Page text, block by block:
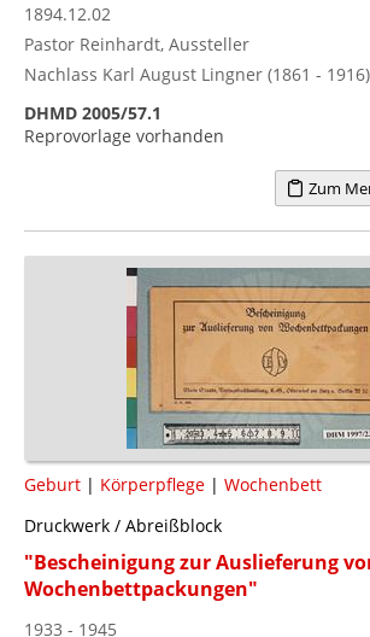
1894.12.02
Pastor Reinhardt, Aussteller
Nachlass Karl August Lingner (1861 - 1916)
DHMD 2005/57.1
Reprovorlage vorhanden
Zum
Geburt | Körperpflege | Wochenbett
Druckwerk / Abreißblock
"Bescheinigung zur Auslieferung
Wochenbettpackungen"
1933 - 1945